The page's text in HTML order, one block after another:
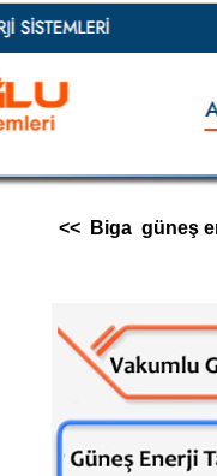
<< Biga güneş